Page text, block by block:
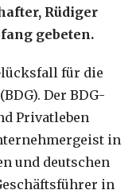
Rüdiger
gebeten.
für die
Der BDG-
Privatleben
in
und deutschen
in